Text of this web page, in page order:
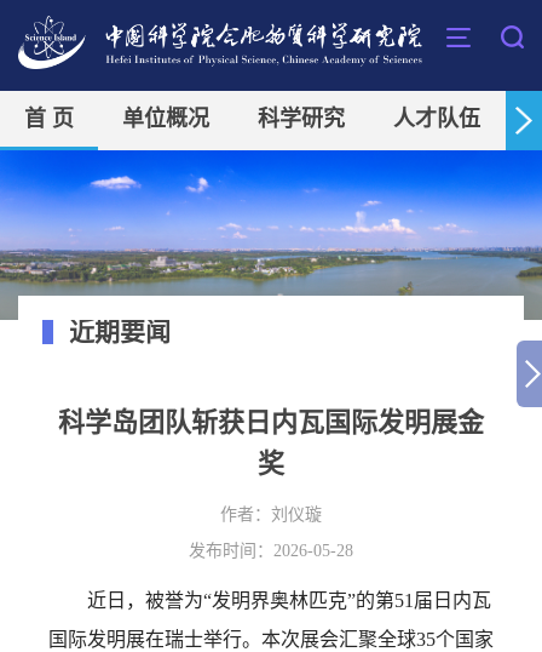
首 页 单位概况 科学研究 人才队伍
近期要闻
科学岛团队斩获日内瓦国际发明展金
奖
作者： 刘仪璇
发布时间：2026-05-28
近日，被誉为“发明界奥林匹克”的第51届日内瓦
国际发明展在瑞士举行。本次展会汇聚全球35个国家